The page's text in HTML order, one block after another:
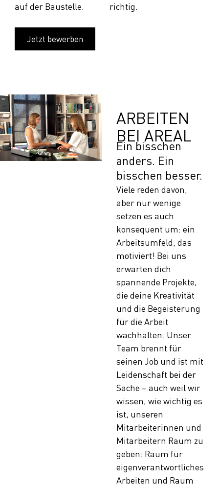
auf der Baustelle.
richtig.
Jetzt bewerben
ARBEITEN
BEI AREAL
Ein bisschen
anders. Ein
bisschen besser.
Viele reden davon,
aber nur wenige
setzen es auch
konsequent um: ein
Arbeitsumfeld, das
motiviert! Bei uns
erwarten dich
spannende Projekte,
die deine Kreativität
und die Begeisterung
für die Arbeit
wachhalten. Unser
Team brennt für
seinen Job und ist mit
Leidenschaft bei der
Sache – auch weil wir
wissen, wie wichtig es
ist, unseren
Mitarbeiterinnen und
Mitarbeitern Raum zu
geben: Raum für
eigenverantwortliches
Arbeiten und Raum